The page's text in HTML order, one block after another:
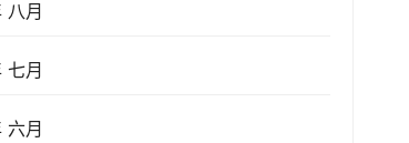
八月
七月
六月